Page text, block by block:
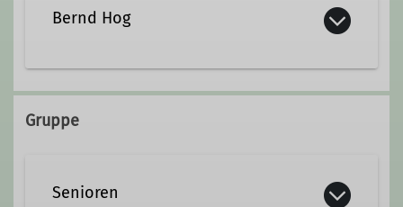
Bernd Hog
berndhg759@gmail.com
Gruppe
Senioren